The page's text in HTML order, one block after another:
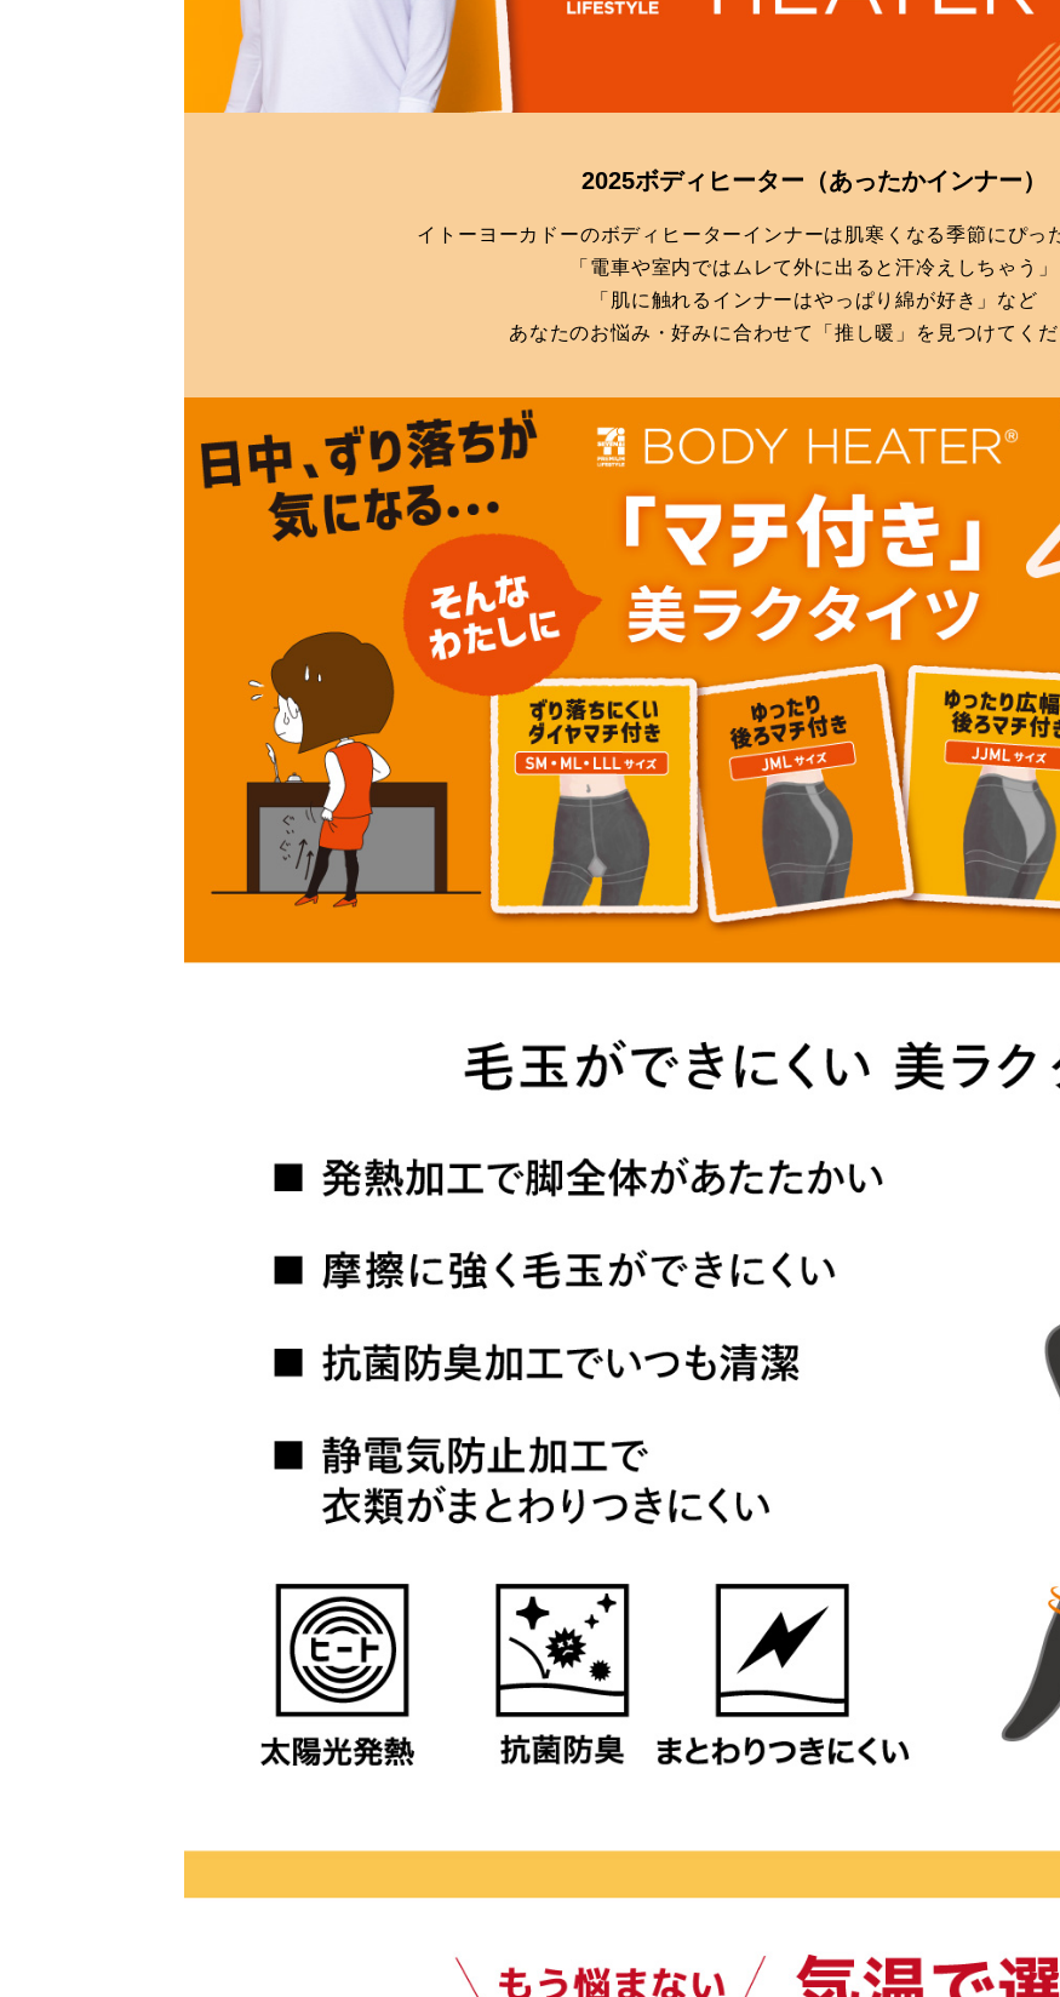
2025ボディヒーター （あったかインナー）
イトーヨーカドーのボディヒーターインナーは肌寒くなる季節にぴっ
「電車や室内ではムレて外に出ると汗冷えしちゃう」
「肌に触れるインナーはやっぱり綿が好き」など
あなたのお悩み・好みに合わせて「推し暖」を見つけてくだ